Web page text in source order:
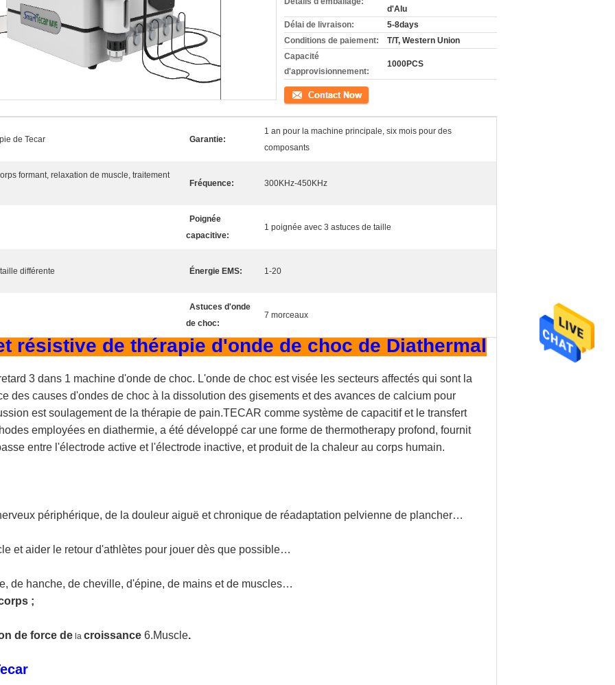
d'Alu
Délai de livraison:
5-8days
Conditions de paiement:
T/T, Western Union
Capacité
d'approvisionnement:
1000PCS
Contact
de Tecar Garantie:
1 an pour la machine principale, six mois pour des
composants
formant, relaxation de muscle, traitement
Fréquence:
300KHz-450KHz
Poignée
capacitive:
1 poignée avec 3 astuces de taille
différente Énergie EMS: 1-20
Astuces d'onde
de choc:
7 morceaux
résistive de thérapie d'onde de choc de Diathermal
3 dans 1 machine d'onde de choc. L'onde de choc est visée les secteurs affectés qui sont la
des causes d'ondes de choc à la dissolution des gisements et des avances de calcium pour
est soulagement de la thérapie de pain.TECAR comme système de capacitif et le transfert
employées en diathermie, a été développé car une forme de thermotherapy profond, fournit
entre l'électrode active et l'électrode inactive, et produit de la chaleur au corps humain.
périphérique, de la douleur aiguë et chronique de réadaptation pelvienne de plancher…
et aider le retour d'athlètes pour jouer dès que possible…
de hanche, de cheville, d'épine, de mains et de muscles…
;
de force de la croissance 6.Muscle.